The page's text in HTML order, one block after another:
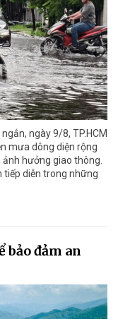
ngày 9/8, TP.HCM
mưa dông diện rộng
hưởng giao thông.
tiếp diễn trong những
bảo đảm an